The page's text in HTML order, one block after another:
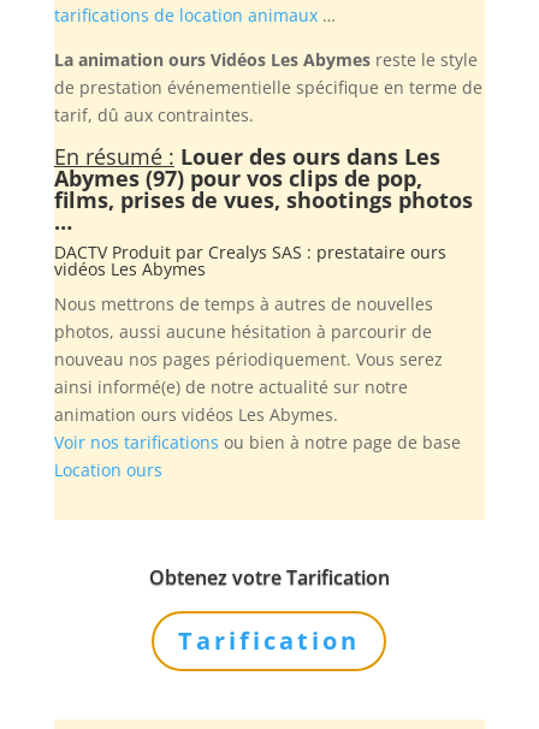
tarifications de location animaux…
La animation ours Vidéos Les Abymesreste le style
de prestation événementielle spécifique en terme de
tarif, dû aux contraintes.
En résumé : Louer des ours dans Les
Abymes (97) pour vos clips de pop,
films, prises de vues, shootings photos
…
DACTV Produit par Crealys SAS : prestataire ours
vidéos Les Abymes
Nous mettrons de temps à autres de nouvelles
photos, aussi aucune hésitation à parcourir de
nouveau nos pages périodiquement. Vous serez
ainsi informé(e) de notre actualité sur notre
animation ours vidéos Les Abymes.
Voir nos tarifications ou bien à notre page de base
Location ours
Obtenez votre Tarification
Tarification